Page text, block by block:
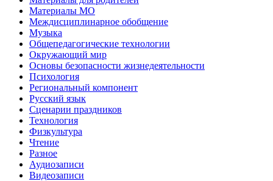
Материалы МО
Междисциплинарное обобщение
Музыка
Общепедагогические технологии
Окружающий мир
Основы безопасности жизнедеятельности
Психология
Региональный компонент
Русский язык
Сценарии праздников
Технология
Физкультура
Чтение
Разное
Аудиозаписи
Видеозаписи